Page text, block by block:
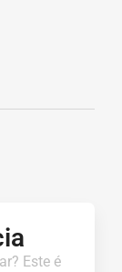
Este é